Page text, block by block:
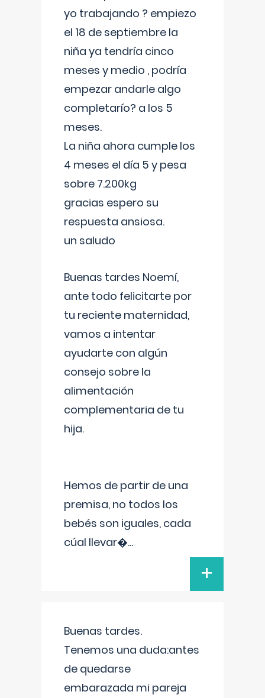
yo trabajando ? empiezo
el 18 de septiembre la
niña ya tendría cinco
meses y medio , podría
empezar andarle algo
completarío? a los 5
meses.
La niña ahora cumple los
4 meses el día 5 y pesa
sobre 7.200kg
gracias espero su
respuesta ansiosa.
un saludo
Buenas tardes Noemí,
ante todo felicitarte por
tu reciente maternidad,
vamos a intentar
ayudarte con algún
consejo sobre la
alimentación
complementaria de tu
hija.
Hemos de partir de una
premisa, no todos los
bebés son iguales, cada
cúal llevar�...
+
Buenas tardes.
Tenemos una duda:antes
de quedarse
embarazada mi pareja